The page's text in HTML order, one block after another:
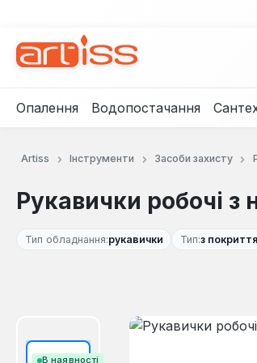
Опалення Водопостачання
Artiss Інструменти Засоби захисту
Рукавички робочі з
Тип обладнання:рукавички Тип:з
В наявності
Пропустити галерею зображень